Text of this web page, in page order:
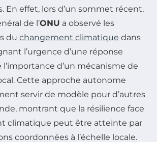
En effet, lors d’un sommet récent,
de l’ONU a observé les
du changement climatique dans
l’urgence d’une réponse
d’un mécanisme de
Cette approche autonome
servir de modèle pour d’autres
montrant que la résilience face
climatique peut être atteinte par
coordonnées à l’échelle locale.